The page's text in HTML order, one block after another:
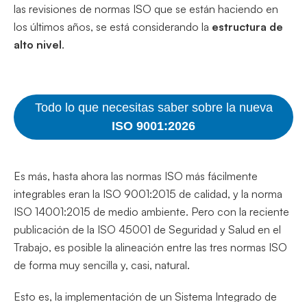
las revisiones de normas ISO que se están haciendo en
los últimos años, se está considerando la estructura de
alto nivel.
Todo lo que necesitas saber sobre la nueva
ISO 9001:2026
Es más, hasta ahora las normas ISO más fácilmente
integrables eran la ISO 9001:2015 de calidad, y la norma
ISO 14001:2015 de medio ambiente. Pero con la reciente
publicación de la ISO 45001 de Seguridad y Salud en el
Trabajo, es posible la alineación entre las tres normas ISO
de forma muy sencilla y, casi, natural.
Esto es, la implementación de un Sistema Integrado de